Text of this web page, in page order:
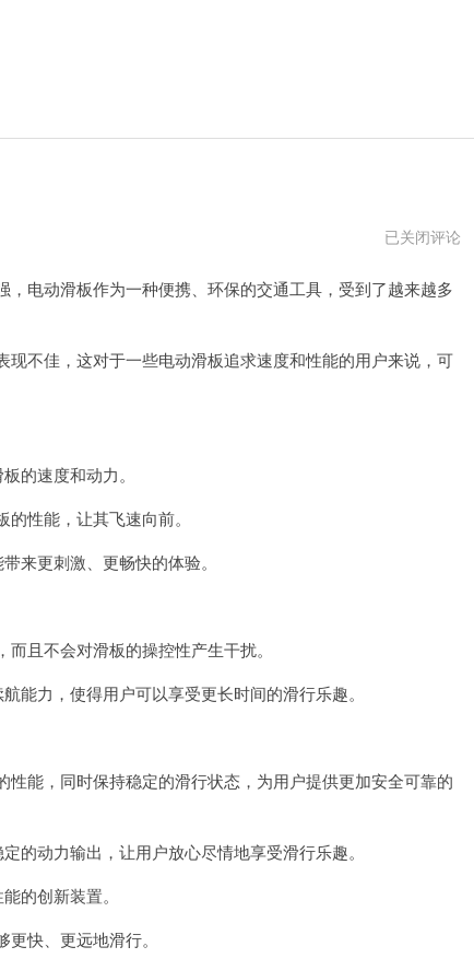
e-
速
已关闭评论
电动滑板作为一种便携、环保的交通工具，受到了越来越多
不佳，这对于一些电动滑板追求速度和性能的用户来说，可
的速度和动力。
性能，让其飞速向前。
更刺激、更畅快的体验。
且不会对滑板的操控性产生干扰。
力，使得用户可以享受更长时间的滑行乐趣。
能，同时保持稳定的滑行状态，为用户提供更加安全可靠的
动力输出，让用户放心尽情地享受滑行乐趣。
的创新装置。
快、更远地滑行。